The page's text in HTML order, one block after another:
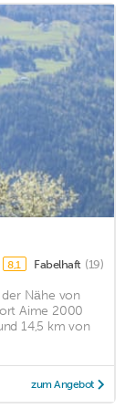
8,1 Fabelhaft (19)
der Nähe von
Aime 2000
14,5 km von
zum Angebot